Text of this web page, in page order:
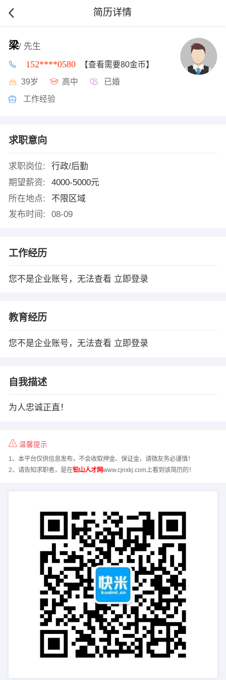
简历详情
梁/ 先生
152****0580 【查看需要80金币】
39岁 高中 已婚
工作经验
求职意向
求职岗位:
行政/后勤
期望薪资:
4000-5000元
所在地点:
不限区域
发布时间:
08-09
工作经历
您不是企业账号，无法查看 立即登录
教育经历
您不是企业账号，无法查看 立即登录
自我描述
为人忠诚正直！
温馨提示
1、本平台仅供信息发布，不会收取押金、保证金，请微友务必谨慎！
2、请告知求职者，是在铅山人才网www.cjnxkj.com上看到该简历的！